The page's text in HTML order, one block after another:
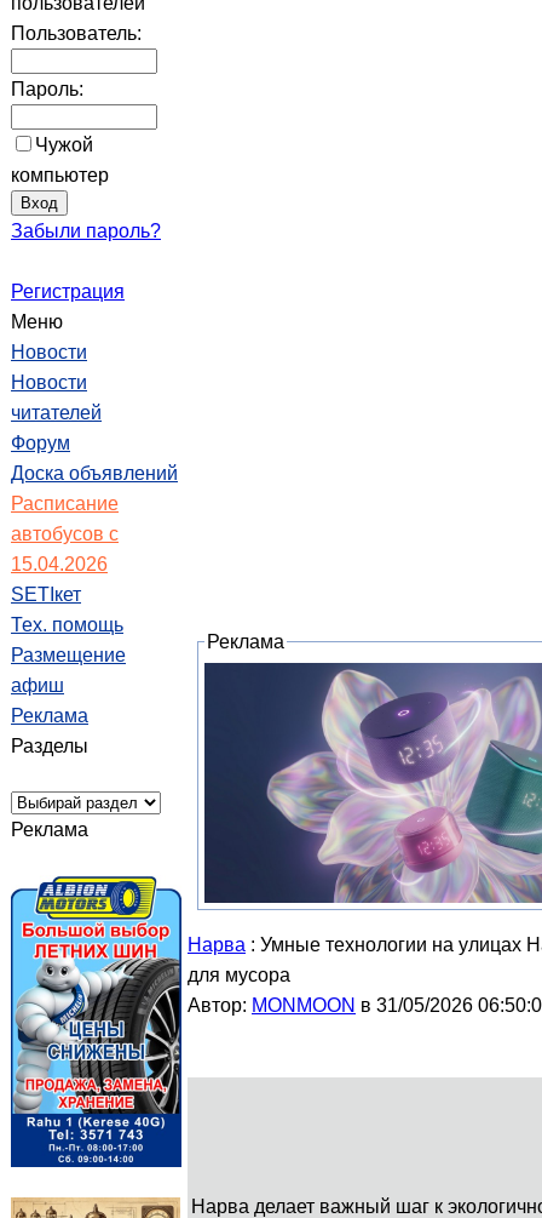
Пользователь:
Пароль:
Чужой
компьютер
Забыли пароль?
Регистрация
Меню
Новости
Новости
читателей
Форум
Доска объявлений
Расписание
автобусов с
15.04.2026
SETIкет
Тех. помощь
Размещение
афиш
Реклама
Разделы
Реклама
Реклама
Нарва : Умные технологии на улицах
для мусора
Автор: MONMOON в 31/05/2026
Нарва делает важный шаг к